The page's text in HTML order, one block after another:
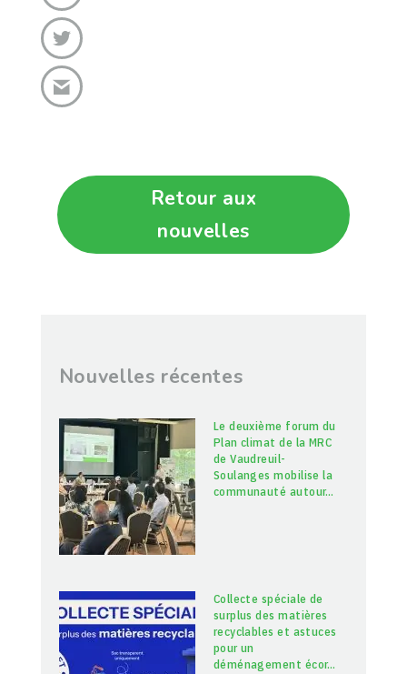
Retour aux
nouvelles
Nouvelles récentes
Le deuxième forum du
Plan climat de la MRC
de Vaudreuil-
Soulanges mobilise la
communauté autour…
Collecte spéciale de
surplus des matières
recyclables et astuces
pour un
déménagement écor…